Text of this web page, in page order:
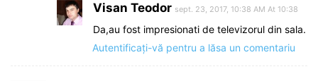
Visan Teodor sept. 23, 2017, 10:38 AM At 10:38
Da,au fost impresionati de televizorul din sala.
Autentificați-vă pentru a lăsa un comentariu